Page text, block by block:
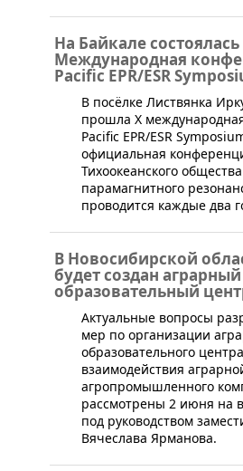
На Байкале состоялась
Международная
Pacific EPR/ESR
​В посёлке Листвянка
прошла X
Pacific EPR/ESR
официальная
Тихоокеанского
парамагнитного
проводится каждые два
В Новосибирской
будет создан
образовательный
Актуальные вопросы
мер по организации
образовательного
взаимодействия
агропромышленного
рассмотрены 2 июня на
под руководством
Вячеслава Ярманова.